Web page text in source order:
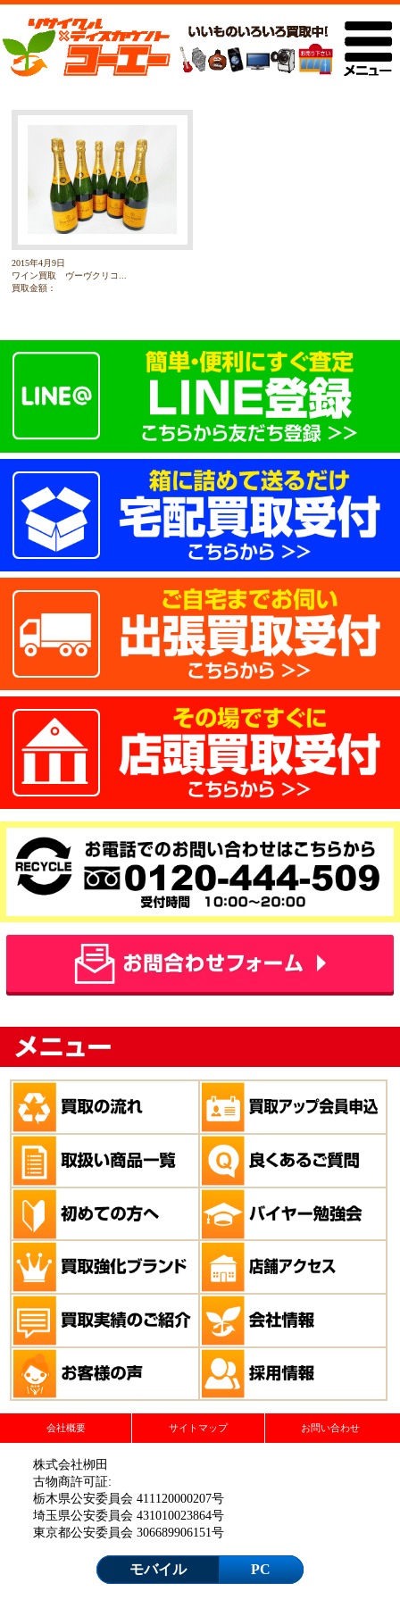
2015年4月9日
ワイン買取 ヴーヴクリコ...
買取金額：
会社概要 サイトマップ お問い合わせ
株式会社栁田
古物商許可証:
栃木県公安委員会 411120000207号
埼玉県公安委員会 431010023864号
東京都公安委員会 306689906151号
モバイル PC